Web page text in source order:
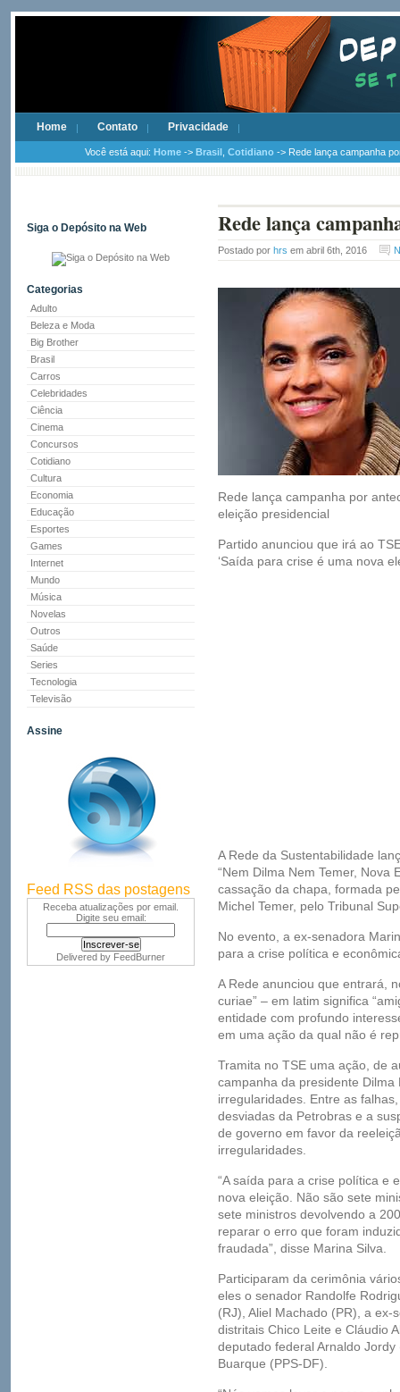
Home Contato Privacidade
Você está aqui: Home -> Brasil Cotidiano -> Rede lança campanha
Siga o Depósito na Web
Categorias
Adulto
Beleza e Moda
Big Brother
Brasil
Carros
Celebridades
Ciência
Cinema
Concursos
Cotidiano
Cultura
Economia
Educação
Esportes
Games
Internet
Mundo
Música
Novelas
Outros
Saúde
Series
Tecnologia
Televisão
Assine
Feed RSS das postagens
Receba atualizações por email.
Digite seu email:
Delivered by FeedBurner
Rede lança
Postado por hrs em abril 6th, 2016
Rede lança campanha por
eleição presidencial
Partido anunciou que irá ao
‘Saída para crise é uma nova
A Rede da Sustentabilidade
“Nem Dilma Nem Temer, Nova
cassação da chapa, formada
Michel Temer, pelo Tribunal
No evento, a ex-senadora
para a crise política e
A Rede anunciou que entrará,
curiae” – em latim significa
entidade com profundo
em uma ação da qual não é
Tramita no TSE uma ação, de
campanha da presidente
irregularidades. Entre as
desviadas da Petrobras e a
de governo em favor da
irregularidades.
“A saída para a crise política e
nova eleição. Não são sete
sete ministros devolvendo a
reparar o erro que foram
fraudada”, disse Marina Silva.
Participaram da cerimônia
eles o senador Randolfe
(RJ), Aliel Machado (PR), a
distritais Chico Leite e Cláudio
deputado federal Arnaldo
Buarque (PPS-DF).